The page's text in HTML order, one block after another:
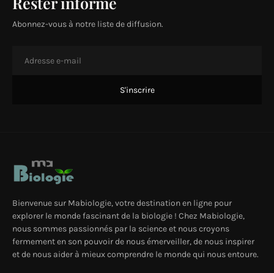
Abonnez-vous à notre liste de diffusion.
Bienvenue sur Mabiologie, votre destination en ligne pour
explorer le monde fascinant de la biologie ! Chez Mabiologie,
nous sommes passionnés par la science et nous croyons
fermement en son pouvoir de nous émerveiller, de nous inspirer
et de nous aider à mieux comprendre le monde qui nous entoure.